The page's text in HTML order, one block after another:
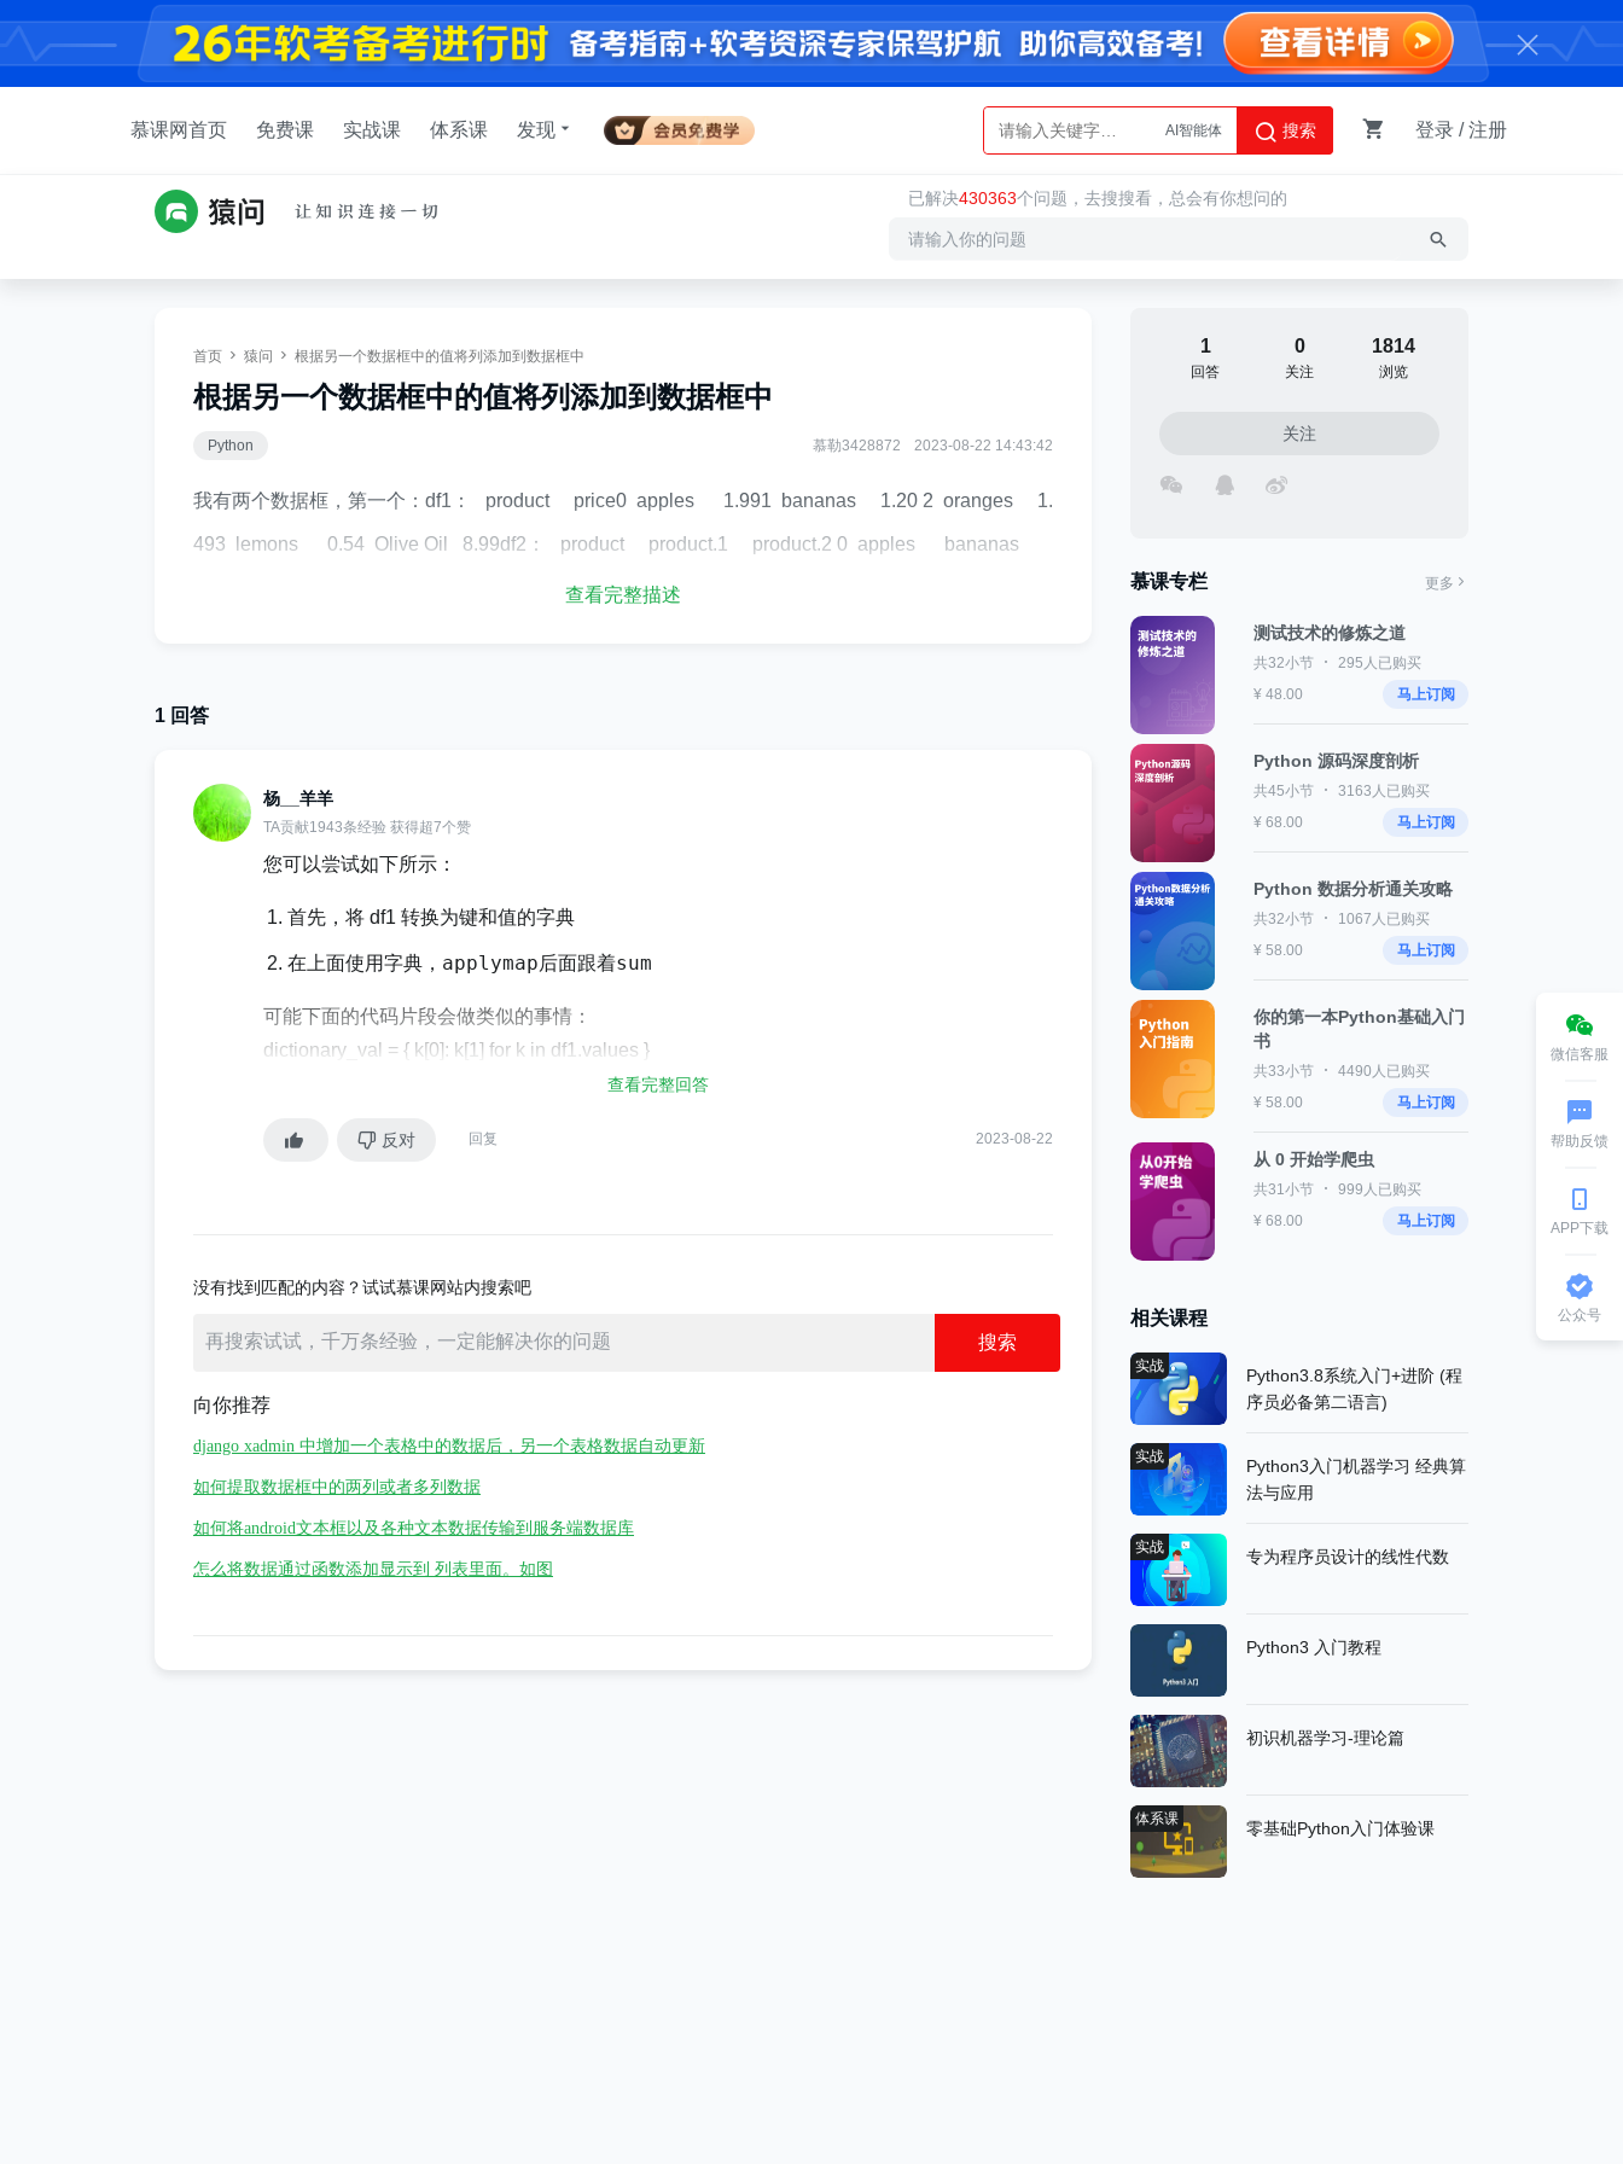
慕课网首页 免费课 实战课 体系课 发现
AI智能体
Python
搜索 登录 /注册
已解决430363个问题，去搜搜看，总会有你想问的
首页 猿问 根据另一个数据框中的值将列添加到数据框中
根据另一个数据框中的值将列添加到数据框中
Python 慕勒3428872 2023-08-22 14:43:42
我有两个数据框，第一个：df1： product price0 apples 1.991 bananas 1.20 2 oranges 1.
493 lemons 0.54 Olive Oil 8.99df2： product product.1 product.2 0 apples bananas
Olive Oil1 bananas lemons oranges2 Olive Oil bananas oranges3 lemons apples
81 bananas lemons oranges 3.192 Olive Oil bananas oranges 11.683 lemons
据帧，但这似乎很耗时，特别是当 df1 获取更多行而 df2 获取更多列时。df = pd.merge(df1, df2, how
='right', left_on='product', right_on='product')df = pd.merge(df1, df2, how='right', left_on='product', right
查看完整描述
1 回答
杨__羊羊
TA贡献1943条经验 获得超7个赞
您可以尝试如下所示：
首先，将 df1 转换为键和值的字典
在上面使用字典， applymap后面跟着sum
可能下面的代码片段会做类似的事情：
dictionary_val = { k[0]: k[1] for k in df1.values }
df2['Total_Price'] = df2.applymap(lambda row: dictionary_val[row]).sum(axis=1) # Note not cr
那么结果是df2：
1 bananas lemons oranges 3.19
3 lemons apples bananas 3.69
查看完整回答
反对 回复 2023-08-22
没有找到匹配的内容？试试慕课网站内搜索吧
向你推荐
django xadmin 中增加一个表格中的数据后，另一个表格数据自动更新
如何提取数据框中的两列或者多列数据
如何将android文本框以及各种文本数据传输到服务端数据库
怎么将数据通过函数添加显示到 列表里面。如图
1
回答
0
关注
1814
浏览
关注
慕课专栏 更多
测试技术的修炼之道
共32小节
295人已购买
¥ 48.00
马上订阅
Python 源码深度剖析
共45小节
3163人已购买
¥ 68.00
马上订阅
Python 数据分析通关攻略
共32小节
1067人已购买
¥ 58.00
马上订阅
你的第一本Python基础入门
书
共33小节
4490人已购买
¥ 58.00
马上订阅
从 0 开始学爬虫
共31小节
999人已购买
¥ 68.00
马上订阅
相关课程
实战
Python3.8系统入门+进阶 (程
序员必备第二语言)
实战
Python3入门机器学习 经典算
法与应用
实战 专为程序员设计的线性代数
Python3 入门教程
初识机器学习-理论篇
体系课 零基础Python入门体验课
微信客服
帮助反馈
APP下载
公众号